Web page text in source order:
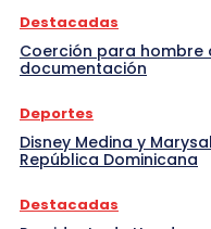
Destacadas
Coerción para
documentación
Deportes
Disney Medina y
República Dominicana
Destacadas